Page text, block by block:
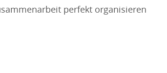
perfekt organisieren